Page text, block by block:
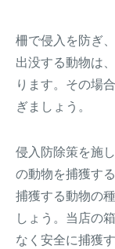
柵で侵入を防ぎ
出没する動物は
ります。その場
ぎましょう。
侵入防除策を施
の動物を捕獲す
捕獲する動物の
しょう。当店の
なく安全に捕獲